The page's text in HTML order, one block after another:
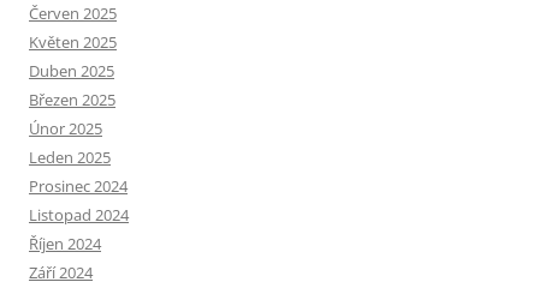
Červen 2025
Květen 2025
Duben 2025
Březen 2025
Únor 2025
Leden 2025
Prosinec 2024
Listopad 2024
Říjen 2024
Září 2024